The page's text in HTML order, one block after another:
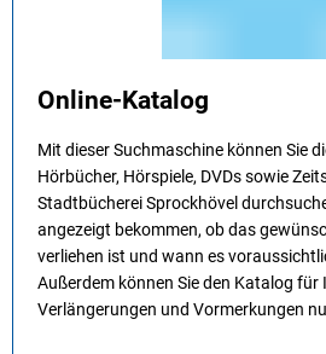
Online-Katalog
Mit dieser Suchmaschine können Sie
Hörbücher, Hörspiele, DVDs sowie
Stadtbücherei Sprockhövel
angezeigt bekommen, ob das
verliehen ist und wann es
Außerdem können Sie den Katalog
Verlängerungen und Vormerkungen